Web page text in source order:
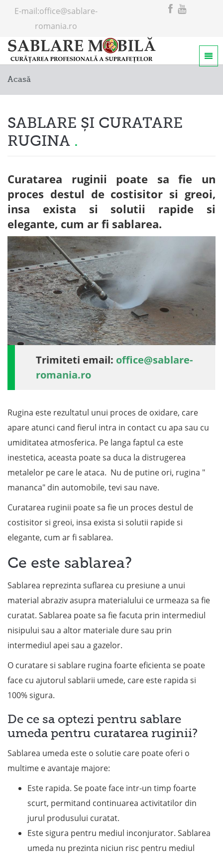
E-mail:office@sablare-
romania.ro
Home
Servicii
Despre noi
Acasă
SABLARE ȘI CURATARE
RUGINA
Curatarea ruginii poate sa fie un
proces destul de costisitor si greoi,
insa exista si solutii rapide si
elegante, cum ar fi sablarea.
Trimiteti email:office@sablare-
romania.ro
Rugina este rezultatul unui proces de oxidare, care
apare atunci cand fierul intra in contact cu apa sau cu
umiditatea atmosferica. Pe langa faptul ca este
inestetica, aceasta poate sa duca la distrugerea
metalelor pe care le ataca. Nu de putine ori, rugina "
mananca" din automobile, tevi sau nave.
Curatarea ruginii poate sa fie un proces destul de
costisitor si greoi, insa exista si solutii rapide si
elegante, cum ar fi sablarea.
Ce este sablarea?
Sablarea reprezinta suflarea cu presiune a unui
material abraziv asupra materialului ce urmeaza sa fie
curatat. Sablarea poate sa fie facuta prin intermediul
nisipului sau a altor materiale dure sau prin
intermediul apei sau a gazelor.
O curatare si sablare rugina foarte eficienta se poate
face cu ajutorul sablarii umede, care este rapida si
100% sigura.
De ce sa optezi pentru sablare
umeda pentru curatarea ruginii?
Sablarea umeda este o solutie care poate oferi o
multime e avantaje majore:
Este rapida. Se poate face intr-un timp foarte
scurt, permitand continuarea activitatilor din
jurul produsului curatat.
Este sigura pentru mediul inconjurator. Sablarea
umeda nu prezinta niciun risc pentru mediul